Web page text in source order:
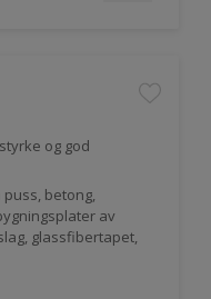
og god
puss, betong,
av
glassfibertapet,